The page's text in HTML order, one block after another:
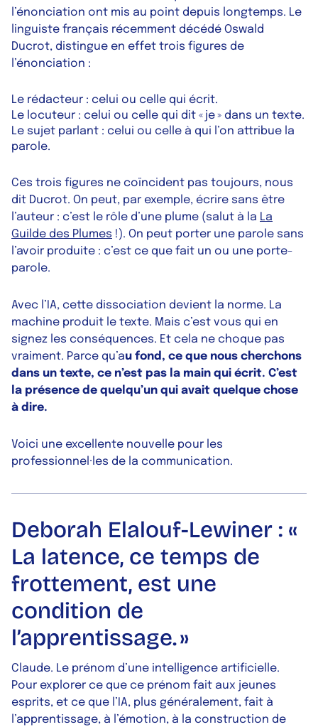
l’énonciation ont mis au point depuis longtemps. Le
linguiste français récemment décédé Oswald
Ducrot, distingue en effet trois figures de
l’énonciation :
Le rédacteur : celui ou celle qui écrit.
Le locuteur : celui ou celle qui dit « je » dans un texte.
Le sujet parlant : celui ou celle à qui l’on attribue la
parole.
Ces trois figures ne coïncident pas toujours, nous
dit Ducrot. On peut, par exemple, écrire sans être
l’auteur : c’est le rôle d’une plume (salut à la La
Guilde des Plumes !). On peut porter une parole sans
l’avoir produite : c’est ce que fait un ou une porte-
parole.
Avec l’IA, cette dissociation devient la norme. La
machine produit le texte. Mais c’est vous qui en
signez les conséquences. Et cela ne choque pas
vraiment. Parce qu’au fond, ce que nous cherchons
dans un texte, ce n’est pas la main qui écrit. C’est
la présence de quelqu’un qui avait quelque chose
à dire.
Voici une excellente nouvelle pour les
professionnel·les de la communication.
Deborah Elalouf-Lewiner : «
La latence, ce temps de
frottement, est une
condition de
l’apprentissage. »
Claude. Le prénom d’une intelligence artificielle.
Pour explorer ce que ce prénom fait aux jeunes
esprits, et ce que l’IA, plus généralement, fait à
l’apprentissage, à l’émotion, à la construction de